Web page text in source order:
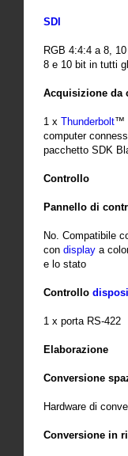
SDI
RGB 4:4:4 a 8,
8 e 10 bit in tutti
Acquisizione da
1 x Thunderbolt™
computer
pacchetto SDK
Controllo
Pannello di
No. Compatibile
con display a
e lo stato
Controllo
1 x porta RS-422
Elaborazione
Conversione
Hardware di
Conversione in